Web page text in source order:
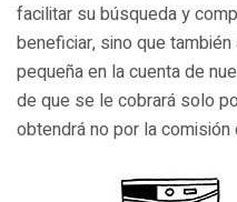
facilitar su búsqueda y
beneficiar, sino que
pequeña en la cuenta de
de que se le cobrará solo
obtendrá no por la comisión